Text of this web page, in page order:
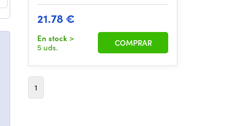
21.78 €
En stock >
5 uds.
COMPRAR
1